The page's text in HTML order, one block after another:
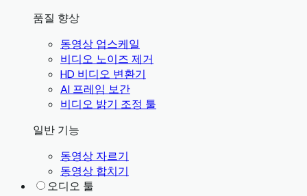
품질 향상
동영상 업스케일
비디오 노이즈 제거
HD 비디오 변환기
AI 프레임 보간
비디오 밝기 조정 툴
일반 기능
동영상 자르기
동영상 합치기
오디오 툴